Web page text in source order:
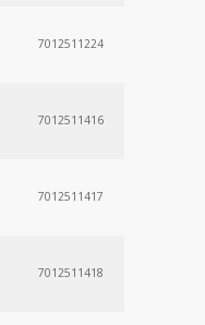
7012511224
7012511416
7012511417
7012511418